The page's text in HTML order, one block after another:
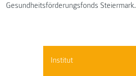
Institut
Gesundheitsförderungsfonds Steiermark.